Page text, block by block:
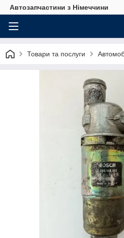
Автозапчастини з Німеччини
Товари та послуги